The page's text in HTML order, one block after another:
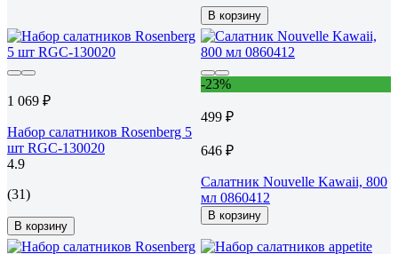
В корзину
1 069 ₽
Набор салатников Rosenberg 5
шт RGC-130020
4.9
(31)
В корзину
-23%
499 ₽
646 ₽
Салатник Nouvelle Kawaii, 800
мл 0860412
В корзину